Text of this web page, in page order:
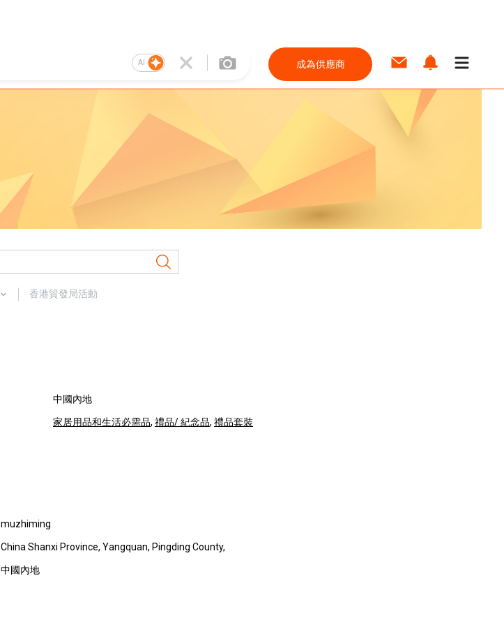
AI 成為供應商
香港貿發局活動
中國內地
家居用品和生活必需品, 禮品/ 紀念品, 禮品套裝
muzhiming
China Shanxi Province, Yangquan, Pingding County,
中國內地